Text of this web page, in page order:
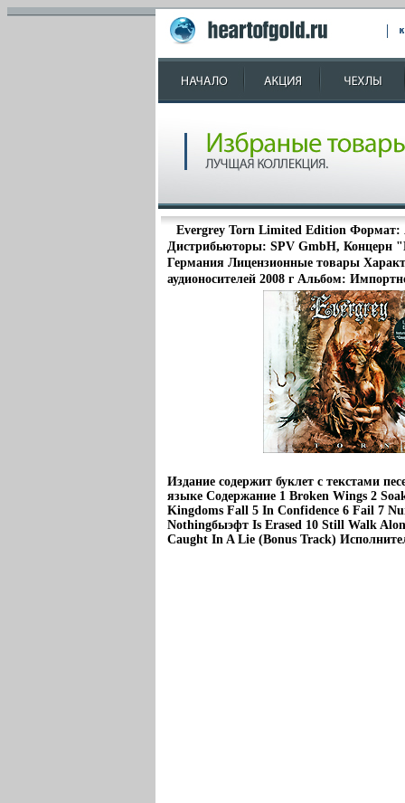
Evergrey Torn Limited Edition Формат:
Дистрибьюторы: SPV GmbH, Концерн
Германия Лицензионные товары
аудионосителей 2008 г Альбом:
Издание содержит буклет с текстами
языке Содержание 1 Broken Wings 2
Kingdoms Fall 5 In Confidence 6 Fail 7
Nothingбыэфт Is Erased 10 Still Walk
Caught In A Lie (Bonus Track)